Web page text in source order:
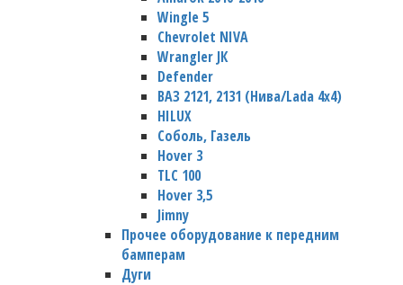
Wingle 5
Chevrolet NIVA
Wrangler JК
Defender
ВАЗ 2121, 2131 (Нива/Lada 4х4)
HILUX
Соболь, Газель
Hover 3
TLC 100
Hover 3,5
Jimny
Прочее оборудование к передним
бамперам
Дуги